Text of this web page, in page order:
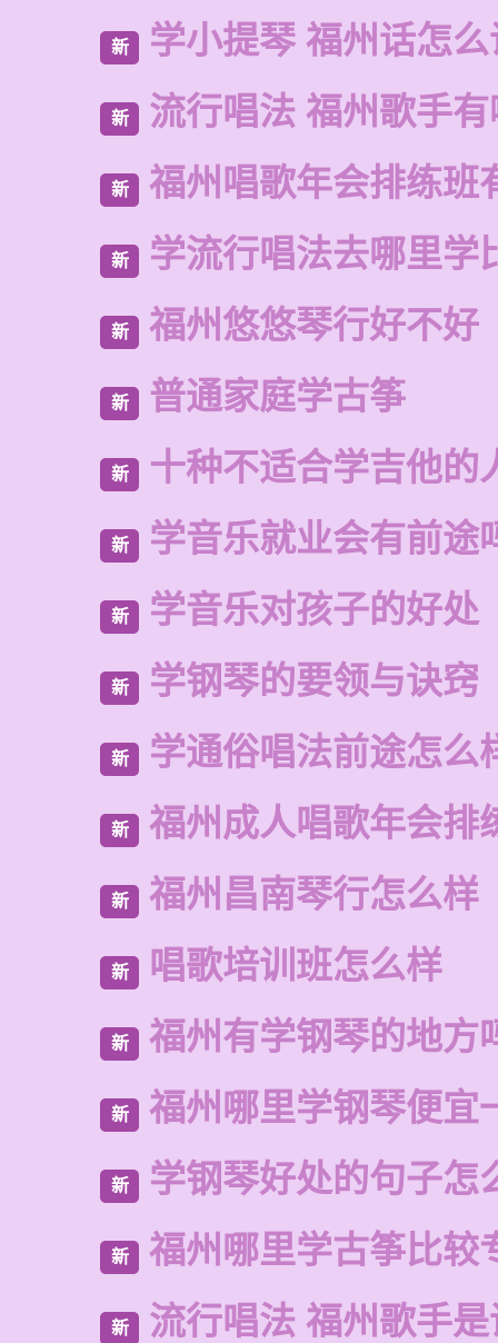
新 学小提琴 福州话怎
新 流行唱法 福州歌手
新 福州唱歌年会排练班
新 学流行唱法去哪里学
新 福州悠悠琴行好不好
新 普通家庭学古筝
新 十种不适合学吉他的
新 学音乐就业会有前途
新 学音乐对孩子的好处
新 学钢琴的要领与诀窍
新 学通俗唱法前途怎么
新 福州成人唱歌年会排
新 福州昌南琴行怎么样
新 唱歌培训班怎么样
新 福州有学钢琴的地方
新 福州哪里学钢琴便宜
新 学钢琴好处的句子怎
新 福州哪里学古筝比较
新 流行唱法 福州歌手